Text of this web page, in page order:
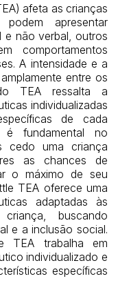
afeta as crianças
apresentar
e não verbal, outros
comportamentos
A intensidade e a
entre os
TEA ressalta a
individualizadas
de cada
é fundamental no
cedo uma criança
as chances de
o máximo de seu
TEA oferece uma
adaptadas às
buscando
e a inclusão social.
TEA trabalha em
individualizado e
específicas